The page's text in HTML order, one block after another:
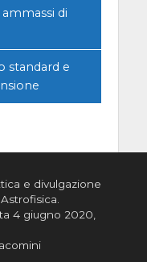
di
standard e
e divulgazione
.
4 giugno 2020,